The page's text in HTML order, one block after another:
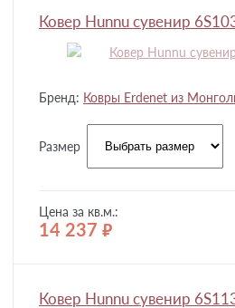
Ковер Hunnu сувенир
Бренд: Ковры Erdenet из
Размер
Цена за кв.м.:
14 237 руб.
Ковер Hunnu сувенир